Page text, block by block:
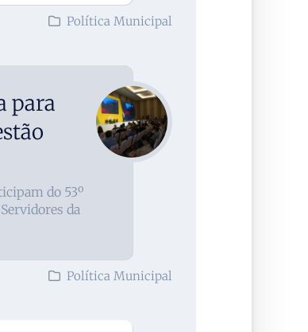
Política Municipal
para
do 53º
da
Política Municipal